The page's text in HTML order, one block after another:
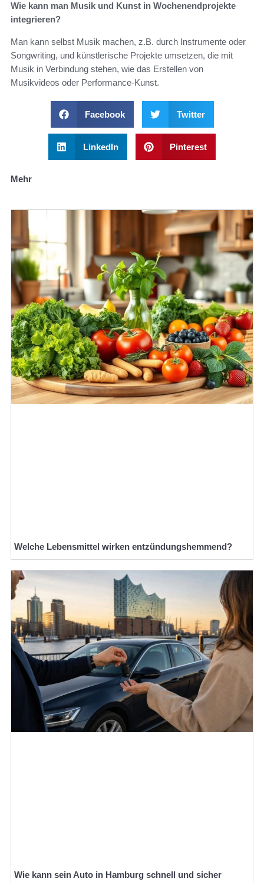
Wie kann man Musik und Kunst in Wochenendprojekte
integrieren?
Man kann selbst Musik machen, z.B. durch Instrumente oder
Songwriting, und künstlerische Projekte umsetzen, die mit
Musik in Verbindung stehen, wie das Erstellen von
Musikvideos oder Performance-Kunst.
Facebook Twitter
LinkedIn Pinterest
Mehr
Welche Lebensmittel wirken entzündungshemmend?
Wie kann sein Auto in Hamburg schnell und sicher